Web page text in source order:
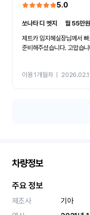
5.0
쏘나타 디 엣지
월 55만
제트카 임지혜실장님께서
준비해주셨습니다. 고맙습
이용 1개월차ㅣ
차량정보
주요 정보
제조사
기아